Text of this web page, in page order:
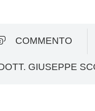
COMMENTO
GIUSEPPE